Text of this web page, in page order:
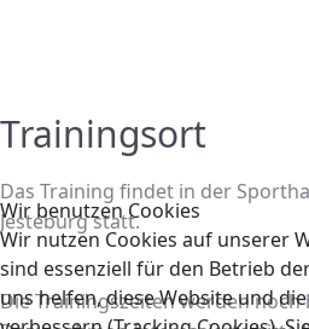
Trainingsort
Das Training findet in der
Jesteburg statt.
Die Trainingszeiten werden noch
Wir benutzen Cookies
Wir nutzen Cookies auf unserer
sind essenziell für den Betrieb
uns helfen, diese Website und